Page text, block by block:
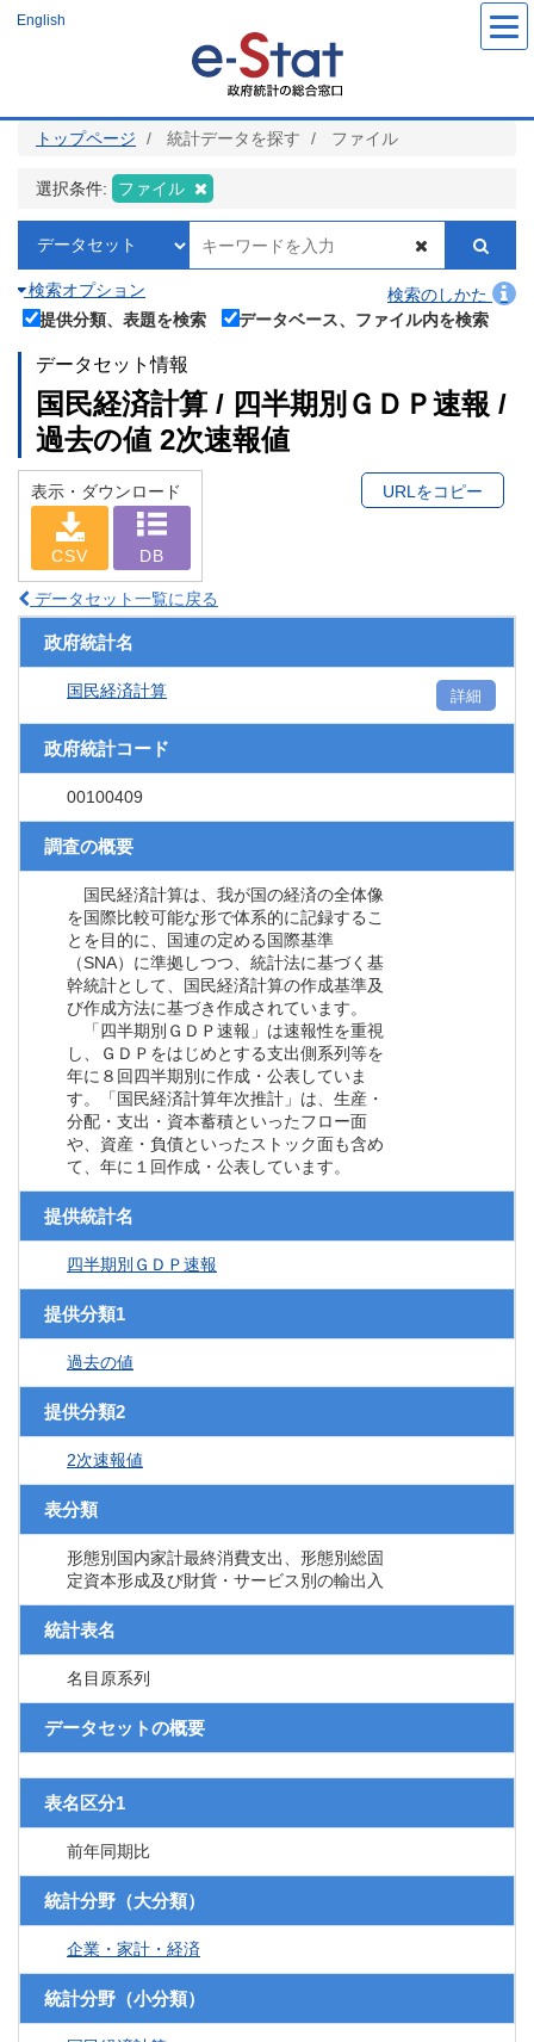
ツ
English
トップページ 統計データを探す ファイル
選択条件: ファイル
検索オプション
検索のしかた
提供分類、表題を検索
データベース、ファイル内を検索
データセット情報
国民経済計算 / 四半期別ＧＤＰ速報 /
過去の値 2次速報値
表示・ダウンロード
CSV DB
URLをコピー
データセット一覧に戻る
政府統計名
国民経済計算 詳細
政府統計コード
00100409
調査の概要
国民経済計算は、我が国の経済の全体像
を国際比較可能な形で体系的に記録するこ
とを目的に、国連の定める国際基準
（SNA）に準拠しつつ、統計法に基づく基
幹統計として、国民経済計算の作成基準及
び作成方法に基づき作成されています。
「四半期別ＧＤＰ速報」は速報性を重視
し、ＧＤＰをはじめとする支出側系列等を
年に８回四半期別に作成・公表していま
す。「国民経済計算年次推計」は、生産・
分配・支出・資本蓄積といったフロー面
や、資産・負債といったストック面も含め
て、年に１回作成・公表しています。
提供統計名
四半期別ＧＤＰ速報
提供分類1
過去の値
提供分類2
2次速報値
表分類
形態別国内家計最終消費支出、形態別総固
定資本形成及び財貨・サービス別の輸出入
統計表名
名目原系列
データセットの概要
表名区分1
前年同期比
統計分野（大分類）
企業・家計・経済
統計分野（小分類）